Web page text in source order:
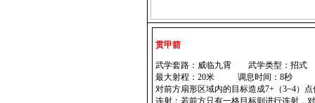
贯甲箭
武学套路：威临九霄 武学类型：招式
最大射程：20米 调息时间：8秒
对前方扇形区域内的目标造成7+（3~4）
连射：若前方只有一格目标则进行连射，